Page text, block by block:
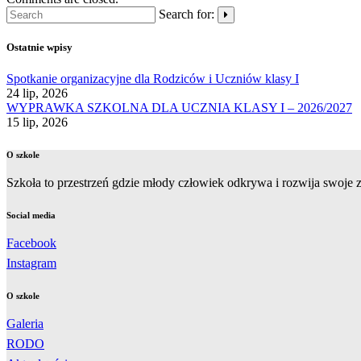
Search for:
Ostatnie wpisy
Spotkanie organizacyjne dla Rodziców i Uczniów klasy I
24 lip, 2026
WYPRAWKA SZKOLNA DLA UCZNIA KLASY I – 2026/2027
15 lip, 2026
O szkole
Szkoła to przestrzeń gdzie młody człowiek odkrywa i rozwija swoje
Social media
Facebook
Instagram
O szkole
Galeria
RODO